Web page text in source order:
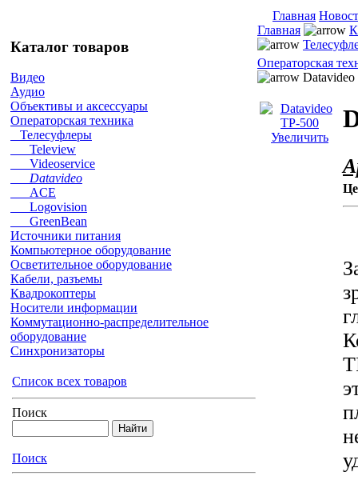
Главная
Каталог товаров
Видео
Аудио
Объективы и аксессуары
Операторская техника
Телесуфлеры
Teleview
Videoservice
Datavideo
ACE
Logovision
GreenBean
Источники питания
Компьютерное оборудование
Осветительное оборудование
Кабели, разъемы
Квадрокоптеры
Носители информации
Коммутационно-распределительное
оборудование
Синхронизаторы
Список всех товаров
Поиск
Поиск
Главная
Операторская
Увеличить